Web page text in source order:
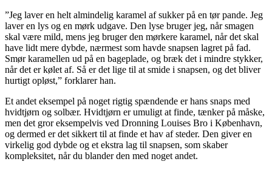
”Jeg laver en helt almindelig karamel af sukker på en tør pande. Jeg
laver en lys og en mørk udgave. Den lyse bruger jeg, når smagen
skal være mild, mens jeg bruger den mørkere karamel, når det skal
have lidt mere dybde, nærmest som havde snapsen lagret på fad.
Smør karamellen ud på en bageplade, og bræk det i mindre stykker,
når det er kølet af. Så er det lige til at smide i snapsen, og det bliver
hurtigt opløst,” forklarer han.
Et andet eksempel på noget rigtig spændende er hans snaps med
hvidtjørn og solbær. Hvidtjørn er umuligt at finde, tænker på måske,
men det gror eksempelvis ved Dronning Louises Bro i København,
og dermed er det sikkert til at finde et hav af steder. Den giver en
virkelig god dybde og et ekstra lag til snapsen, som skaber
kompleksitet, når du blander den med noget andet.